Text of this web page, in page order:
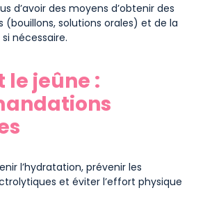
d’avoir des moyens d’obtenir des
(bouillons, solutions orales) et de la
nécessaire.
le jeûne :
l’hydratation, prévenir les
et éviter l’effort physique